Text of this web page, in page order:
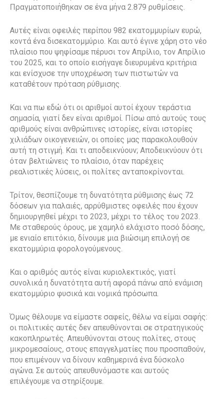
Πραγματοποιήθηκαν σε ένα μήνα 2.879 ρυθμίσεις.
Αυτές είναι οφειλές περίπου 982 εκατομμυρίων ευρώ,
κοντά ένα δισεκατομμύριο. Και αυτό έγινε χάρη στο νέο
πλαίσιο που ψηφίσαμε πέρυσι τον Απρίλιο, τον Απρίλιο
του 2025, και το οποίο εισήγαγε διευρυμένα κριτήρια
και ενίσχυσε την υποχρέωση των πιστωτών να
καταθέτουν πρόταση ρύθμισης.
Και να πω εδώ ότι οι αριθμοί αυτοί έχουν τεράστια
σημασία, γιατί δεν είναι αριθμοί. Πίσω από αυτούς τους
αριθμούς είναι ανθρώπινες ιστορίες, είναι ιστορίες
χιλιάδων οικογενειών, οι οποίες μας παρακολουθούν
αυτή τη στιγμή. Και τι αποδεικνύουν; Αποδεικνύουν ότι
όταν βελτιώνεις το πλαίσιο, όταν παρέχεις
ρεαλιστικές λύσεις, οι πολίτες ανταποκρίνονται.
Τρίτον, θεσπίζουμε τη δυνατότητα ρύθμισης έως 72
δόσεων για παλαιές, αρρύθμιστες οφειλές που έχουν
δημιουργηθεί μέχρι το 2023, μέχρι το τέλος του 2023.
Με σταθερούς όρους, με χαμηλό ελάχιστο ποσό δόσης,
με ενιαίο επιτόκιο, δίνουμε μια βιώσιμη επιλογή σε
εκατομμύρια φορολογούμενους.
Και ο αριθμός αυτός είναι κυριολεκτικός, γιατί
συνολικά η δυνατότητα αυτή αφορά πάνω από ενάμιση
εκατομμύριο φυσικά και νομικά πρόσωπα.
Όμως θέλουμε να είμαστε σαφείς, θέλω να είμαι σαφής:
οι πολιτικές αυτές δεν απευθύνονται σε στρατηγικούς
κακοπληρωτές. Απευθύνονται στους πολίτες, στους
μικρομεσαίους, στους επαγγελματίες που προσπαθούν,
που επιμένουν να δίνουν καθημερινά ένα δύσκολο
αγώνα. Σε αυτούς απευθυνόμαστε και αυτούς
επιλέγουμε να στηρίξουμε.